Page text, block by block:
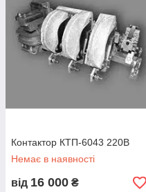
Контактор КТП-6043 220В
Немає в наявності
від 16 000 ₴